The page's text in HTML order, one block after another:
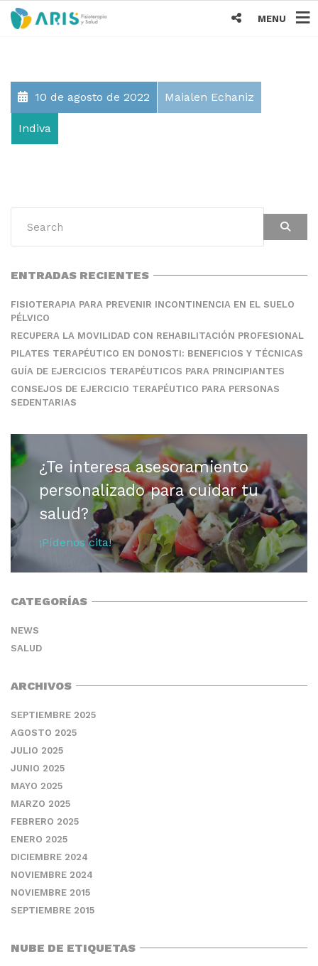
MENU
10 de agosto de 2022 Maialen Echaniz
Indiva
ENTRADAS RECIENTES
FISIOTERAPIA PARA PREVENIR INCONTINENCIA EN EL SUELO
PÉLVICO
RECUPERA LA MOVILIDAD CON REHABILITACIÓN PROFESIONAL
PILATES TERAPÉUTICO EN DONOSTI: BENEFICIOS Y TÉCNICAS
GUÍA DE EJERCICIOS TERAPÉUTICOS PARA PRINCIPIANTES
CONSEJOS DE EJERCICIO TERAPÉUTICO PARA PERSONAS
SEDENTARIAS
¿Te interesa asesoramiento
personalizado para cuidar tu
salud?
¡Pídenos cita!
CATEGORÍAS
NEWS
SALUD
ARCHIVOS
SEPTIEMBRE 2025
AGOSTO 2025
JULIO 2025
JUNIO 2025
MAYO 2025
MARZO 2025
FEBRERO 2025
ENERO 2025
DICIEMBRE 2024
NOVIEMBRE 2024
NOVIEMBRE 2015
SEPTIEMBRE 2015
NUBE DE ETIQUETAS